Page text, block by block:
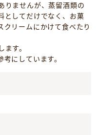
りませんが、蒸留酒類の
としてだけでなく、お菓
リームにかけて食べたり
す。
にしています。